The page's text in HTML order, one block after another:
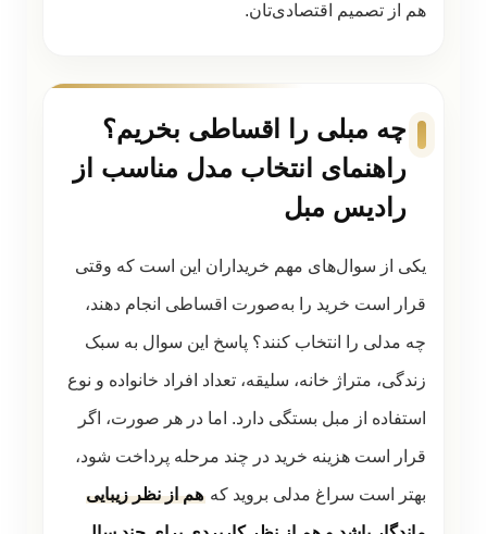
هم از تصمیم اقتصادی‌تان.
چه مبلی را اقساطی بخریم؟
راهنمای انتخاب مدل مناسب از
رادیس مبل
یکی از سوال‌های مهم خریداران این است که وقتی
قرار است خرید را به‌صورت اقساطی انجام دهند،
چه مدلی را انتخاب کنند؟ پاسخ این سوال به سبک
زندگی، متراژ خانه، سلیقه، تعداد افراد خانواده و نوع
استفاده از مبل بستگی دارد. اما در هر صورت، اگر
قرار است هزینه خرید در چند مرحله پرداخت شود،
بهتر است سراغ مدلی بروید که هم از نظر زیبایی